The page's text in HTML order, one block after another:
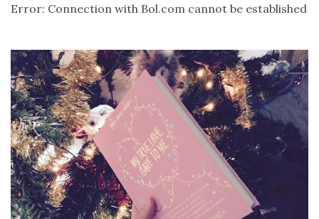
Error: Connection with Bol.com cannot be established